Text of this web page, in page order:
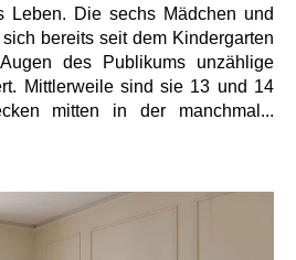
Leben. Die sechs Mädchen und
bereits seit dem Kindergarten
des Publikums unzählige
Mittlerweile sind sie 13 und 14
mitten in der manchmal...